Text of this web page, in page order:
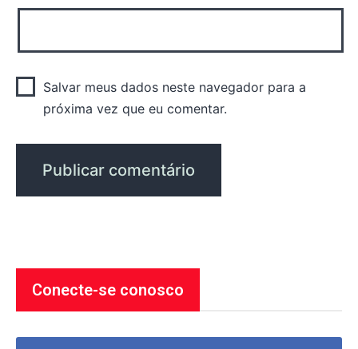
Salvar meus dados neste navegador para a
próxima vez que eu comentar.
Conecte-se conosco